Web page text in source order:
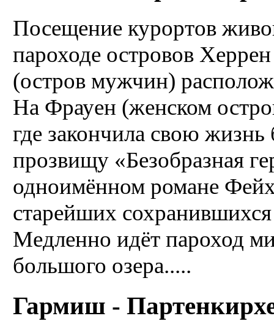
Посещение курортов
пароходе островов
(остров мужчин)
На Фрауен (женском
где закончила свою
прозвищу «Безобразная
одноимённом романе
старейших
Медленно идёт пароход
большого озера.....
Гармиш -